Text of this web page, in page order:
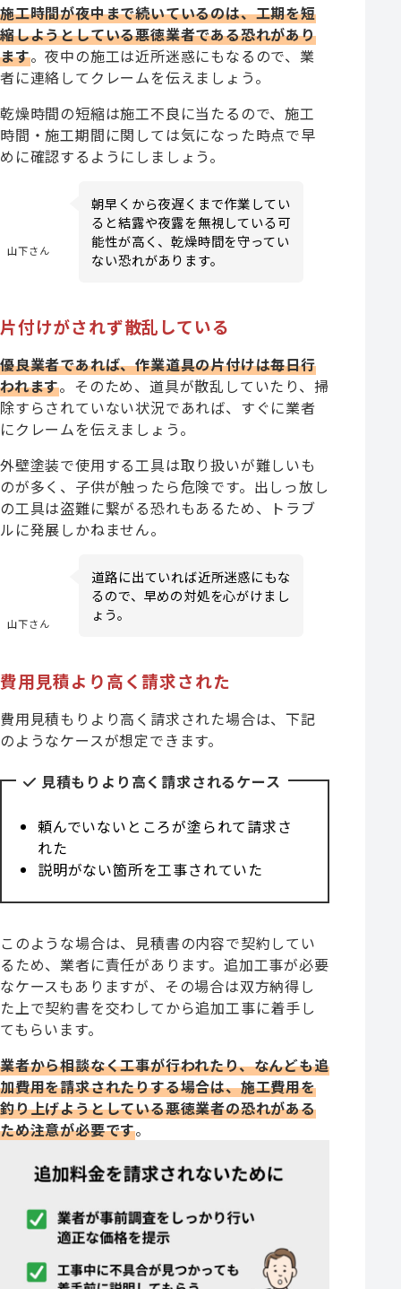
施工時間が夜中まで続いているのは、工期を短
縮しようとしている悪徳業者である恐れがあり
ます。夜中の施工は近所迷惑にもなるので、業
者に連絡してクレームを伝えましょう。
乾燥時間の短縮は施工不良に当たるので、施工
時間・施工期間に関しては気になった時点で早
めに確認するようにしましょう。
山下さん
朝早くから夜遅くまで作業してい
ると結露や夜露を無視している可
能性が高く、乾燥時間を守ってい
ない恐れがあります。
片付けがされず散乱している
優良業者であれば、作業道具の片付けは毎日行
われます。そのため、道具が散乱していたり、掃
除すらされていない状況であれば、すぐに業者
にクレームを伝えましょう。
外壁塗装で使用する工具は取り扱いが難しいも
のが多く、子供が触ったら危険です。出しっ放し
の工具は盗難に繋がる恐れもあるため、トラブ
ルに発展しかねません。
山下さん
道路に出ていれば近所迷惑にもな
るので、早めの対処を心がけまし
ょう。
費用見積より高く請求された
費用見積もりより高く請求された場合は、下記
のようなケースが想定できます。
見積もりより高く請求されるケース
頼んでいないところが塗られて請求さ
れた
説明がない箇所を工事されていた
このような場合は、見積書の内容で契約してい
るため、業者に責任があります。追加工事が必要
なケースもありますが、その場合は双方納得し
た上で契約書を交わしてから追加工事に着手し
てもらいます。
業者から相談なく工事が行われたり、なんども追
加費用を請求されたりする場合は、施工費用を
釣り上げようとしている悪徳業者の恐れがある
ため注意が必要です。